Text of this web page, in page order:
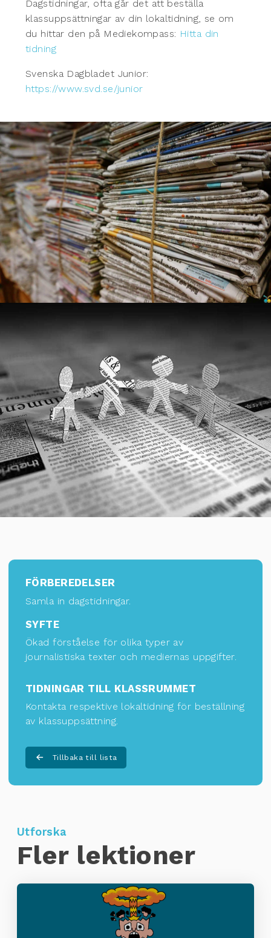
Dagstidningar, ofta går det att beställa
klassuppsättningar av din lokaltidning, se om
du hittar den på Mediekompass: Hitta din
tidning
Svenska Dagbladet Junior:
https://www.svd.se/junior
FÖRBEREDELSER
Samla in dagstidningar.
SYFTE
Ökad förståelse för olika typer av
journalistiska texter och mediernas uppgifter.
TIDNINGAR TILL KLASSRUMMET
Kontakta respektive lokaltidning för beställning
av klassuppsättning.
Tillbaka till lista
Utforska
Fler lektioner